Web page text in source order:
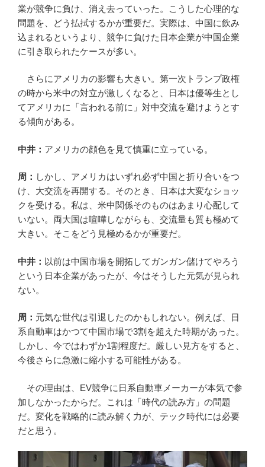
業が競争に負け、消え去っていった。こうした心理的な
問題を、どう払拭するかが重要だ。実際は、中国に飲み
込まれるというより、競争に負けた日本企業が中国企業
に引き取られたケースが多い。
さらにアメリカの影響も大きい。第一次トランプ政権
の時から米中の対立が激しくなると、日本は優等生とし
てアメリカに「言われる前に」対中交流を避けようとす
る傾向がある。
中井： アメリカの顔色を見て慎重に立っている。
周： しかし、アメリカはいずれ必ず中国と折り合いをつ
け、大交流を再開する。そのとき、日本は大変なショッ
クを受ける。私は、米中関係そのものはあまり心配して
いない。両大国は喧嘩しながらも、交流量も質も極めて
大きい。そこをどう見極めるかが重要だ。
中井： 以前は中国市場を開拓してガンガン儲けてやろう
という日本企業があったが、今はそうした元気が見られ
ない。
周： 元気な世代は引退したのかもしれない。例えば、日
系自動車はかつて中国市場で3割を超えた時期があった。
しかし、今ではわずか1割程度だ。厳しい見方をすると、
今後さらに急激に縮小する可能性がある。
その理由は、EV競争に日系自動車メーカーが本気で参
加しなかったからだ。これは「時代の読み方」の問題
だ。変化を戦略的に読み解く力が、テック時代には必要
だと思う。